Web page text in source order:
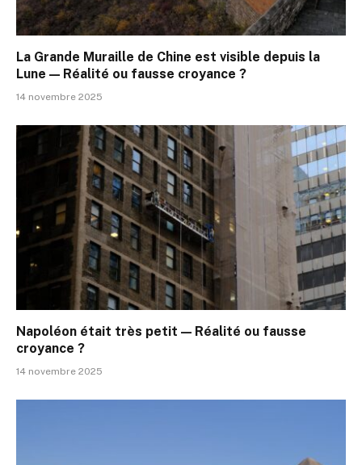
La Grande Muraille de Chine est visible depuis la
Lune — Réalité ou fausse croyance ?
14 novembre 2025
Napoléon était très petit — Réalité ou fausse
croyance ?
14 novembre 2025